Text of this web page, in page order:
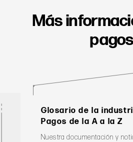
Más
pagos
Glosario de la
Pagos de la A a la Z
Nuestra documentación y